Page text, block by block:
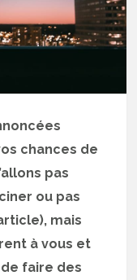
chances de
pas
ou pas
mais
à vous et
faire des